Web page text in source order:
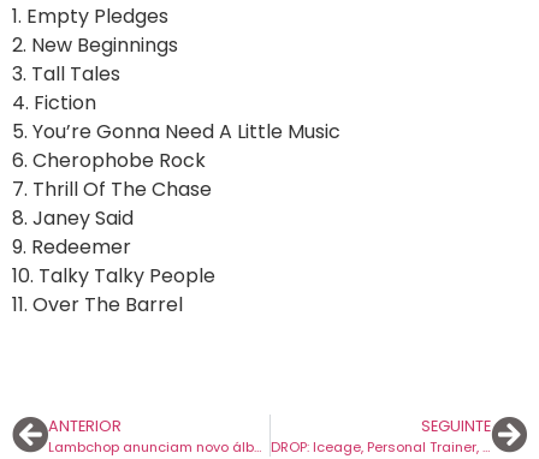
1. Empty Pledges
2. New Beginnings
3. Tall Tales
4. Fiction
5. You’re Gonna Need A Little Music
6. Cherophobe Rock
7. Thrill Of The Chase
8. Janey Said
9. Redeemer
10. Talky Talky People
11. Over The Barrel
ANTERIOR
Lambchop anunciam novo álbum e apresentam primeiro tema. E agendam quatro concertos em Portugal.
SEGUINTE
DROP: Iceage, Personal Trainer, Aldous Harding e Alexis Taylor apresentam novas ótimas músicas.